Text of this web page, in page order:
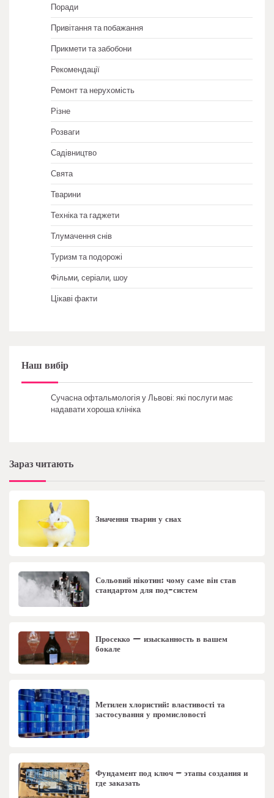
Поради
Привітання та побажання
Прикмети та забобони
Рекомендації
Ремонт та нерухомість
Різне
Розваги
Садівництво
Свята
Тварини
Техніка та гаджети
Тлумачення снів
Туризм та подорожі
Фільми, серіали, шоу
Цікаві факти
Наш вибір
Сучасна офтальмологія у Львові: які послуги має
надавати хороша клініка
Зараз читають
Значення тварин у снах
Сольовий нікотин: чому саме він став
стандартом для под-систем
Просекко — изысканность в вашем
бокале
Метилен хлористий: властивості та
застосування у промисловості
Фундамент под ключ – этапы создания и
где заказать